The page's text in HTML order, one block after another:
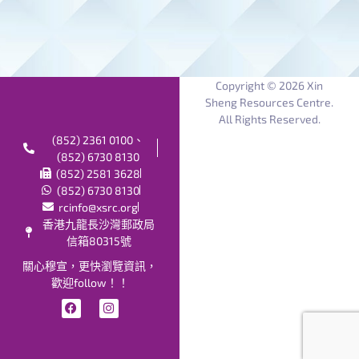
Copyright © 2026 Xin
Sheng Resources Centre.
All Rights Reserved.
(852) 2361 0100、
(852) 6730 8130
(852) 2581 3628
(852) 6730 8130
rcinfo@xsrc.org
香港九龍長沙灣郵政局
信箱80315號
關心穆宣，更快瀏覽資訊，
歡迎follow！！